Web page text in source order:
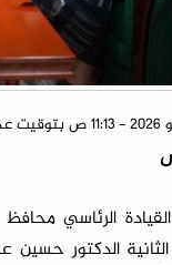
الرئاسي محافظ
الدكتور